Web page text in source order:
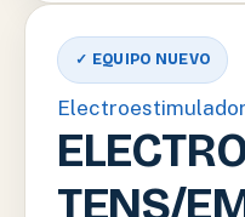
✓ EQUIPO NUEVO
TENS/